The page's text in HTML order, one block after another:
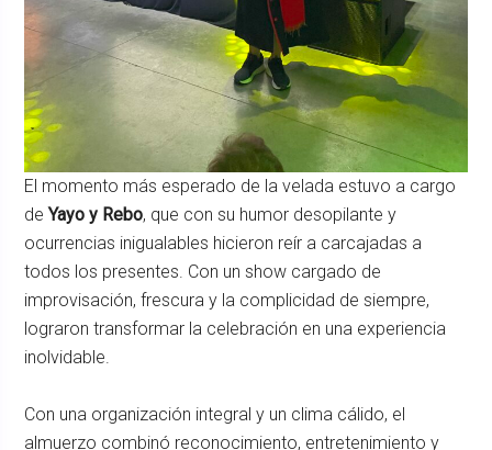
El momento más esperado de la velada estuvo a cargo
deYayo y Rebo, que con su humor desopilante y
ocurrencias inigualables hicieron reír a carcajadas a
todos los presentes. Con un show cargado de
improvisación, frescura y la complicidad de siempre,
lograron transformar la celebración en una experiencia
inolvidable.
Con una organización integral y un clima cálido, el
almuerzo combinó reconocimiento, entretenimiento y